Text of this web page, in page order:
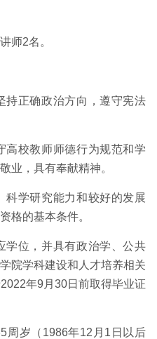
师2名。
持正确政治方向，遵守宪法
高校教师师德行为规范和学
业，具有奉献精神。
科学研究能力和较好的发展
格的基本条件。
学位，并具有政治学、公共
院学科建设和人才培养相关
年9月30日前取得毕业证
周岁（1986年12月1日以后